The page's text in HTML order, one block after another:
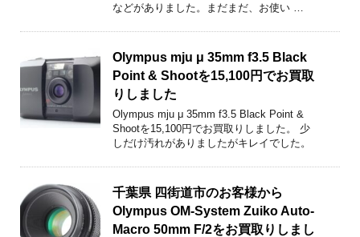
などがありました。まだまだ、お使い …
Olympus mju μ 35mm f3.5 Black
Point & Shootを15,100円でお買取
りしました
Olympus mju μ 35mm f3.5 Black Point &
Shootを15,100円でお買取りしました。 少
しだけ汚れがありましたがキレイでした。
千葉県 四街道市のお客様から
Olympus OM-System Zuiko Auto-
Macro 50mm F/2をお買取りしまし